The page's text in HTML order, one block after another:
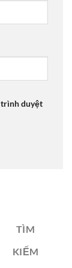
trình duyệt
TÌM
KIẾM